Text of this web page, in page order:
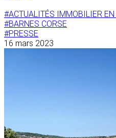
#ACTUALITÉS IMMOBILIER EN
#BARNES CORSE
#PRESSE
16 mars 2023